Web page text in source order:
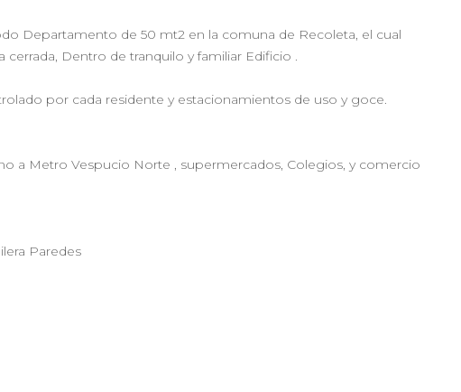
Departamento de 50 mt2 en la comuna de Recoleta, el cual
cerrada, Dentro de tranquilo y familiar Edificio .
por cada residente y estacionamientos de uso y goce.
a Metro Vespucio Norte , supermercados, Colegios, y comercio
Paredes